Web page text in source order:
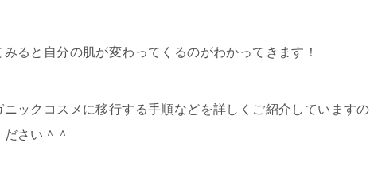
ると自分の肌が変わってくるのがわかってきます！
ックコスメに移行する手順などを詳しくご紹介していますの
さい＾＾